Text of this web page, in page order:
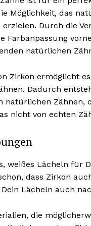
Möglichkeit, das
Durch die
Farbanpassung
natürlichen
Zirkon ermöglicht
Dadurch
Zähnen,
nicht von echten
weißes Lächeln für
dass Zirkon
Lächeln auch
die